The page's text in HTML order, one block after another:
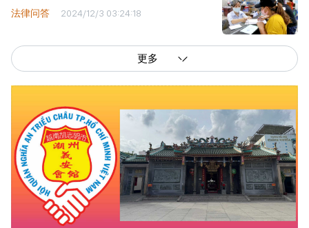
法律问答 2024/12/3 03:24:18
更多
西贡解放报网版权所有
由越南新闻与传播部所属报刊局于2023年09月06日 签发第26/GP-CBC号许可